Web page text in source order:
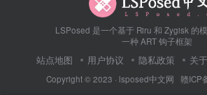
LSPosed 是一个基于 Riru 和 Zygisk 的
一种 ART 钩子框架
站点地图 用户协议 隐私政策 关
Copyright © 2023 · lsposed中文网 赣ICP